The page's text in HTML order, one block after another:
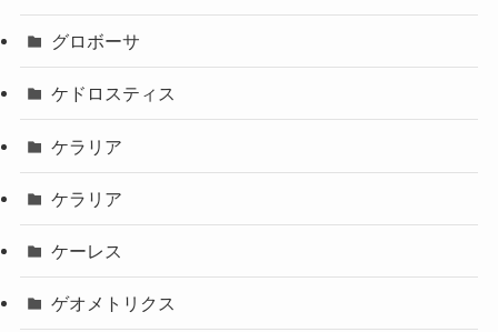
グロボーサ
ケドロスティス
ケラリア
ケラリア
ケーレス
ゲオメトリクス